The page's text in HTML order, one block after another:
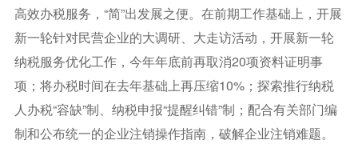
高效办税服务，“简”出发展之便。在前期工作基础上，开展
新一轮针对民营企业的大调研、大走访活动，开展新一轮
纳税服务优化工作，今年年底前再取消20项资料证明事
项；将办税时间在去年基础上再压缩10%；探索推行纳税
人办税“容缺”制、纳税申报“提醒纠错”制；配合有关部门编
制和公布统一的企业注销操作指南，破解企业注销难题。